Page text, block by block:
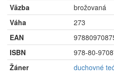
Väzba
brožovaná
Váha
273
EAN
ISBN
978-80-
Žáner
duchovné